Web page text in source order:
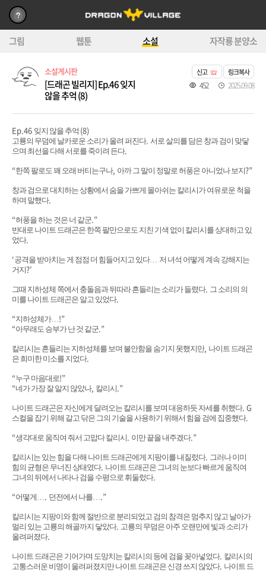
그림 웹툰 소설 자작룡 분양소
소설게시판
[드래곤 빌리지] Ep.46 잊지
않을 추억 (8)
신고 링크복사
452 2025.09.08
Ep.46 잊지 않을 추억 (8)
고룡의 무덤에 날카로운 소리가 울려 퍼진다. 서로 살의를 담은 창과 검이 맞닿
으며 최선을 다해 서로를 죽이려 든다.
“한쪽 팔로도 꽤 오래 버티는구나, 아까 그 말이 정말로 허풍은 아니었나 보지?”
창과 검으로 대치하는 상황에서 숨을 가쁘게 몰아쉬는 칼리시가 여유로운 척을
하며 말했다.
“허풍을 하는 것은 너 같군.”
반대로 나이트 드래곤은 한쪽 팔만으로도 지친 기색 없이 칼리시를 상대하고 있
었다.
‘공격을 받아치는 게 점점 더 힘들어지고 있다… 저 녀석 어떻게 계속 강해지는
거지?’
그때 지하성체 쪽에서 충돌음과 뒤따라 흔들리는 소리가 들렸다. 그 소리의 의
미를 나이트 드래곤은 알고 있었다.
“지하성체가…!”
“아무래도 승부가 난 것 같군.”
칼리시는 흔들리는 지하성체를 보며 불안함을 숨기지 못했지만, 나이트 드래곤
은 희미한 미소를 지었다.
“누구 마음대로!”
“네가 가장 잘 알지 않았나, 칼리시.”
나이트 드래곤은 자신에게 달려오는 칼리시를 보며 대응하듯 자세를 취했다. G
스컬을 잡기 위해 갈고 닦은 그의 기술을 사용하기 위해서 힘을 검에 집중했다.
“생각대로 움직여 줘서 고맙다 칼리시. 이만 끝을 내주겠다.”
칼리시는 있는 힘을 다해 나이트 드래곤에게 지팡이를 내질렀다. 그러나 이미
힘의 균형은 무너진 상태였다. 나이트 드래곤은 그녀의 눈보다 빠르게 움직여
그녀의 뒤에서 나타나 검을 수평으로 휘둘렀다.
“어떻게…. 던전에서 나를….”
칼리시는 지팡이와 함께 절반으로 분리되었고 검의 참격은 멈추지 않고 날아가
멀리 있는 고룡의 해골까지 닿았다. 고룡의 무덤은 아주 오랜만에 빛과 소리가
울려퍼졌다.
나이트 드래곤은 기어가며 도망치는 칼리시의 등에 검을 꽂아넣었다. 칼리시의
고통스러운 비명이 울려퍼졌지만 나이트 드래곤은 신경 쓰지 않았다. 나이트 드